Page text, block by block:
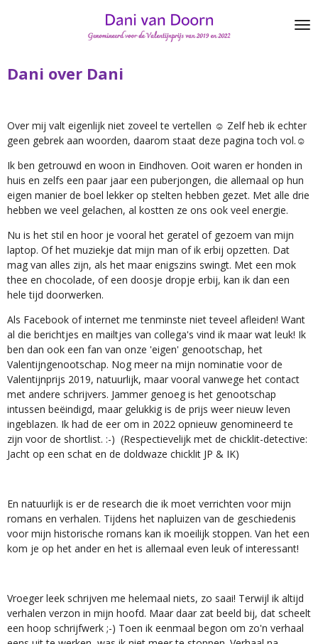
hoofdinhoud
Dani over Dani
Over mij valt eigenlijk niet zoveel te vertellen ☺ Zelf heb ik echter
geen gebrek aan woorden, daarom staat deze pagina toch vol.☺
Ik ben getrouwd en woon in Eindhoven. Ooit waren er honden in
huis en zelfs een paar jaar een puberjongen, die allemaal op hun
eigen manier de boel lekker op stelten hebben gezet. Met alle drie
hebben we veel gelachen, al kostten ze ons ook veel energie.
Nu is het stil en hoor je vooral het geratel of gezoem van mijn
laptop. Of het muziekje dat mijn man of ik erbij opzetten. Dat
mag van alles zijn, als het maar enigszins swingt. Met een mok
thee en chocolade, of een doosje dropje erbij, kan ik dan een
hele tijd doorwerken.
Als Facebook of internet me tenminste niet teveel afleiden! Want
al die berichtjes en mailtjes van collega's vind ik maar wat leuk! Ik
ben dan ook een fan van onze 'eigen' genootschap, het
Valentijngenootschap. Nog meer na mijn nominatie voor de
Valentijnprijs 2019, natuurlijk, maar vooral vanwege het contact
met andere schrijvers. Jammer genoeg is het genootschap
intussen beëindigd, maar gelukkig is de prijs weer nieuw leven
ingeblazen. Ik had de eer om in 2022 opnieuw genomineerd te
zijn voor de shortlist. :-) (Respectievelijk met de chicklit-detective:
Jacht op een schat en de doldwaze chicklit JP & IK)
En natuurlijk is er de research die ik moet verrichten voor mijn
romans en verhalen. Tijdens het napluizen van de geschiedenis
voor mijn historische romans kan ik moeilijk stoppen. Van het een
kom je op het ander en het is allemaal even leuk of interessant!
Vroeger leek schrijven me helemaal niets, zo saai! Terwijl ik altijd
verhalen verzon in mijn hoofd. Maar daar zat beeld bij, dat scheelt
een hoop schrijfwerk ;-) Toen ik eenmaal begon om zo'n verhaal